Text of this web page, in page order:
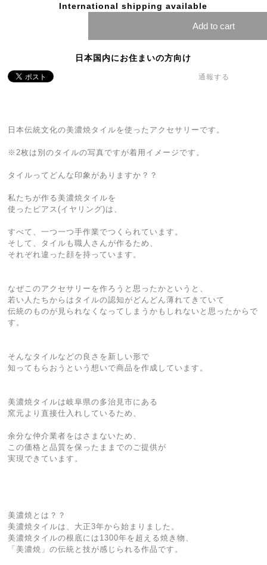
International shipping available
Add to cart
日本国内にお住まいの方向け
通報する
日本伝統文化の美濃焼タイルを使ったアクセサリーです。
※2枚は別のタイルの写真ですが着用イメージです。
タイルってどんな印象がありますか？？
私たちが作る美濃焼タイルを
使ったピアス(イヤリング)は、
すべて、一つ一つ手作業でつくられています。
そして、タイルも職人さんが作るため、
それぞれ違った顔を持っています。
なぜこのアクセサリーを作ろうと思ったかというと、
若い人たちからはタイルの認知がどんどん薄れてきていて
伝統のものが見られなくなってしまうかもしれないと思ったからで
す。
そんなタイルなどの良さを新しい形で
知ってもらおうという想いで商品を作成しています。
美濃焼タイルは岐阜県の多治見市にある
窯元より直接仕入れしているため、
余分な仲介業者をはさまないため、
この価格と品質を保ったままでのご提供が
実現できています。
美濃焼とは？？
美濃焼タイルは、大正3年から始まりました。
美濃焼タイルの根底には1300年を超える焼き物、
「美濃焼」の伝統と技が感じられる作品です。